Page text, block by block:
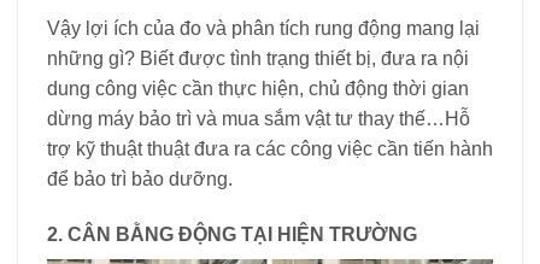
Vậy lợi ích của đo và phân tích rung động mang lại
những gì? Biết được tình trạng thiết bị, đưa ra nội
dung công việc cần thực hiện, chủ động thời gian
dừng máy bảo trì và mua sắm vật tư thay thế…Hỗ
trợ kỹ thuật thuật đưa ra các công việc cần tiến hành
để bảo trì bảo dưỡng.
2. CÂN BẰNG ĐỘNG TẠI HIỆN TRƯỜNG